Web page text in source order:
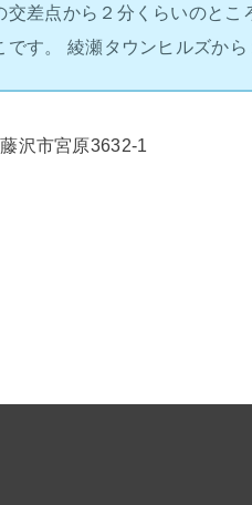
交差点から２分くらいのと
です。 綾瀬タウンヒルズか
沢市宮原3632-1